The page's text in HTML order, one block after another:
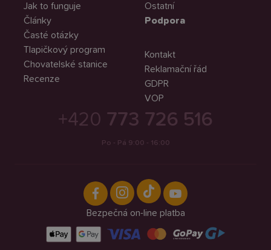
Jak to funguje
Články
Časté otázky
Tlapičkový program
Chovatelské stanice
Recenze
Ostatní
Podpora
Kontakt
Reklamační řád
GDPR
VOP
+420 773 726 516
Po - Pá 9:00 - 16:00
Bezpečná on-line platba